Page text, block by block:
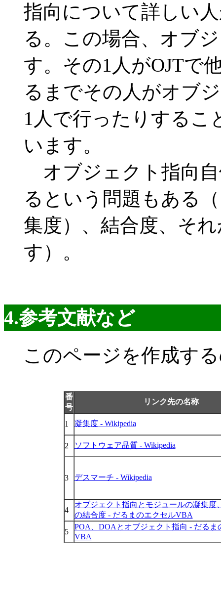
指向について詳しい
る。この場合、オブ
す。その1人がOJTで
るまでその人がオブ
1人で行ったりするこ
います。
オブジェクト指向
るという問題もある
集度）、結合度、そ
す）。
4.参考文献など
このページを作成す
番
号
リンク先の名称
1 凝集度 - Wikipedia
2 ソフトウェア品質 - Wikipedia
3 デスマーチ - Wikipedia
4
オブジェクト指向とモジュールの凝集度
の結合度 - だるまのエクセルVBA
5
POA、DOAとオブジェクト指向 - だるま
VBA